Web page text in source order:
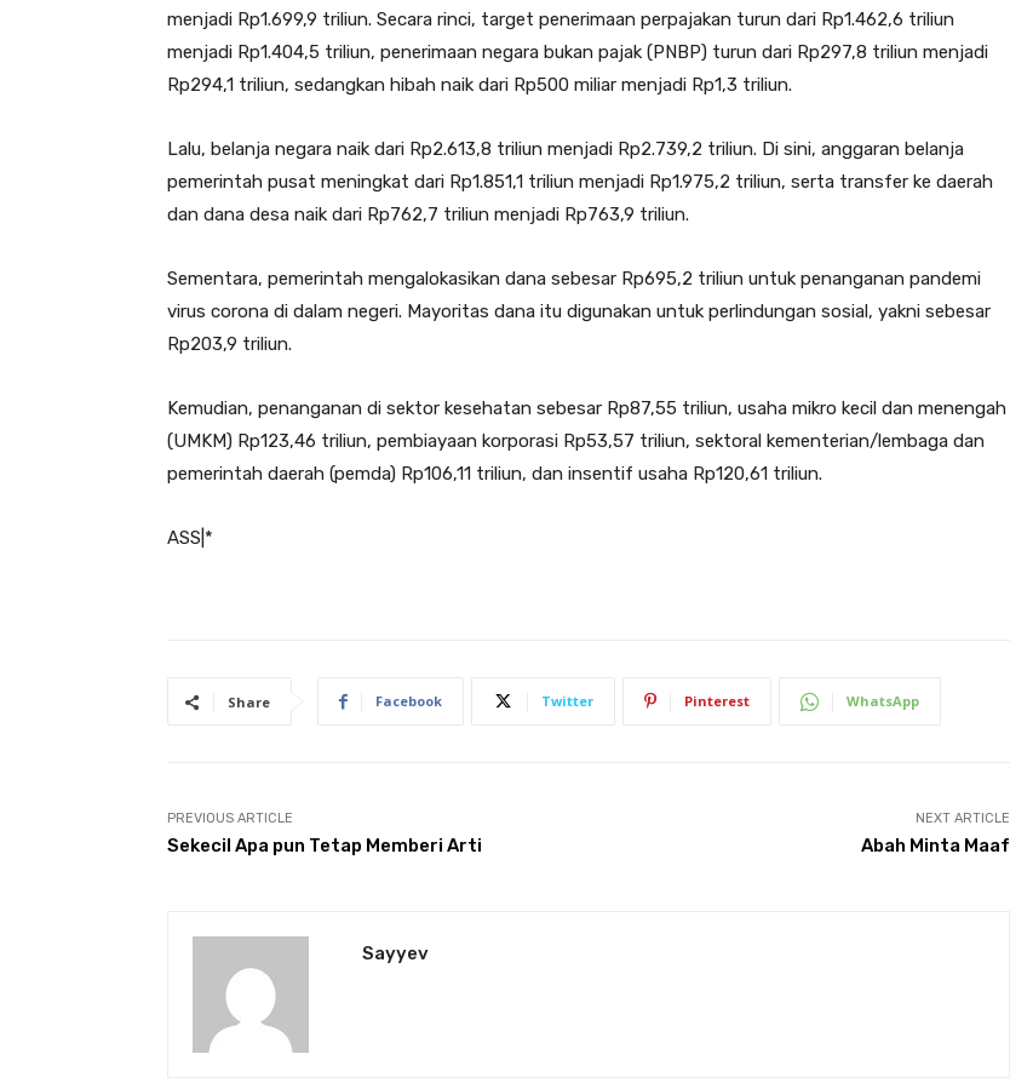
menjadi Rp1.699,9 triliun. Secara rinci, target penerimaan perpajakan turun dari Rp1.462,6 triliun
menjadi Rp1.404,5 triliun, penerimaan negara bukan pajak (PNBP) turun dari Rp297,8 triliun menjadi
Rp294,1 triliun, sedangkan hibah naik dari Rp500 miliar menjadi Rp1,3 triliun.
Lalu, belanja negara naik dari Rp2.613,8 triliun menjadi Rp2.739,2 triliun. Di sini, anggaran belanja
pemerintah pusat meningkat dari Rp1.851,1 triliun menjadi Rp1.975,2 triliun, serta transfer ke daerah
dan dana desa naik dari Rp762,7 triliun menjadi Rp763,9 triliun.
Sementara, pemerintah mengalokasikan dana sebesar Rp695,2 triliun untuk penanganan pandemi
virus corona di dalam negeri. Mayoritas dana itu digunakan untuk perlindungan sosial, yakni sebesar
Rp203,9 triliun.
Kemudian, penanganan di sektor kesehatan sebesar Rp87,55 triliun, usaha mikro kecil dan menengah
(UMKM) Rp123,46 triliun, pembiayaan korporasi Rp53,57 triliun, sektoral kementerian/lembaga dan
pemerintah daerah (pemda) Rp106,11 triliun, dan insentif usaha Rp120,61 triliun.
ASS|*
Share Facebook Twitter Pinterest WhatsApp
PREVIOUS ARTICLE
Sekecil Apa pun Tetap Memberi Arti
NEXT ARTICLE
Abah Minta Maaf
Sayyev